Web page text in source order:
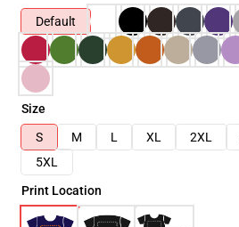
Default
Size
S
M L XL 2XL
5XL
Print Location